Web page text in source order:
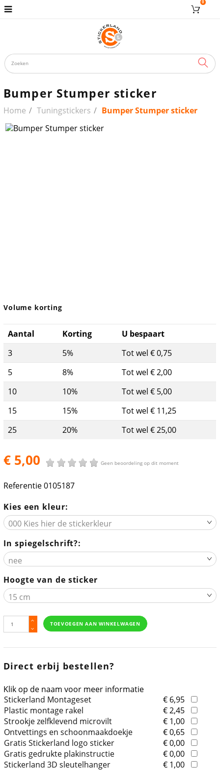
0
Bumper Stumper sticker
Home Tuningstickers Bumper Stumper sticker
Volume korting
Aantal Korting
U bespaart
3
5%
Tot wel € 0,75
5
8%
Tot wel € 2,00
10
10%
Tot wel € 5,00
15
15%
Tot wel € 11,25
25
20% Tot wel € 25,00
€ 5,00 Geen beoordeling op dit moment
Referentie0105187
Kies een kleur:
In spiegelschrift?:
Hoogte van de sticker
TOEVOEGEN AAN WINKELWAGEN
Direct erbij bestellen?
Klik op de naam voor meer informatie
Stickerland Montageset
€ 6,95
Plastic montage rakel
€ 2,45
Strookje zelfklevend microvilt
€ 1,00
Ontvettings en schoonmaakdoekje
€ 0,65
Gratis Stickerland logo sticker
€ 0,00
Gratis gedrukte plakinstructie
€ 0,00
Stickerland 3D sleutelhanger
€ 1,00